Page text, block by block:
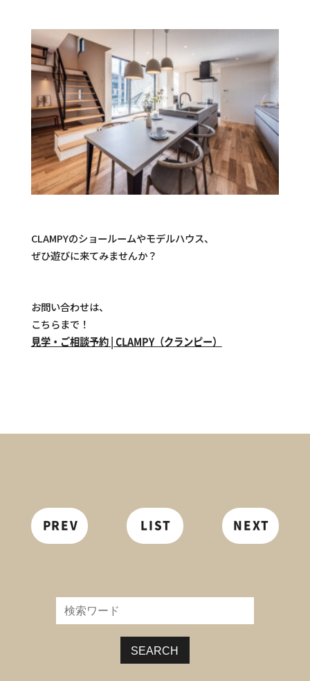
CLAMPYのショールームやモデルハウス、
ぜひ遊びに来てみませんか？
お問い合わせは、
こちらまで！
見学・ご相談予約 | CLAMPY（クランピー）
SEARCH
PREV LIST NEXT